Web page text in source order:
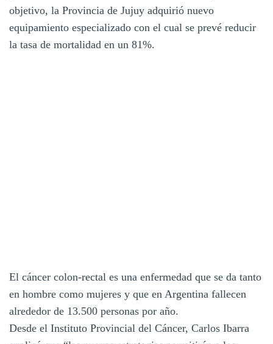
objetivo, la Provincia de Jujuy adquirió nuevo
equipamiento especializado con el cual se prevé reducir
la tasa de mortalidad en un 81%.
El cáncer colon-rectal es una enfermedad que se da tanto
en hombre como mujeres y que en Argentina fallecen
alrededor de 13.500 personas por año.
Desde el Instituto Provincial del Cáncer, Carlos Ibarra